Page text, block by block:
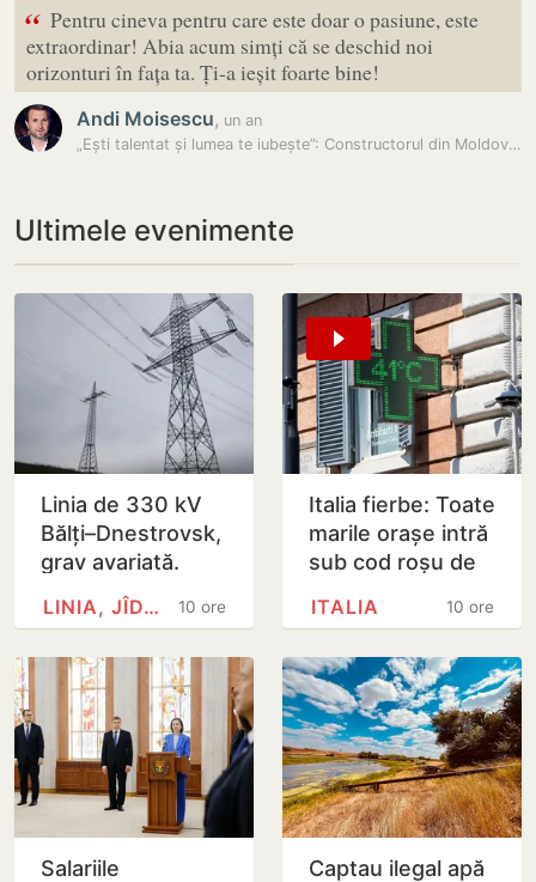
“ Pentru cineva pentru care este doar o pasiune, este
extraordinar! Abia acum simți că se deschid noi
orizonturi în fața ta. Ți-a ieșit foarte bine!
Andi Moisescu, un an
„Ești talentat și lumea te iubește”: Constructorul din Moldova care a…
Ultimele evenimente
Linia de 330 kV
Bălți–Dnestrovsk,
grav avariată.
Restabilirea ar
putea dura peste
10 ore
LINIA, JÎDACIV
Italia fierbe: Toate
marile orașe intră
sub cod roșu de
10 ore
ITALIA
Salariile
Captau ilegal apă